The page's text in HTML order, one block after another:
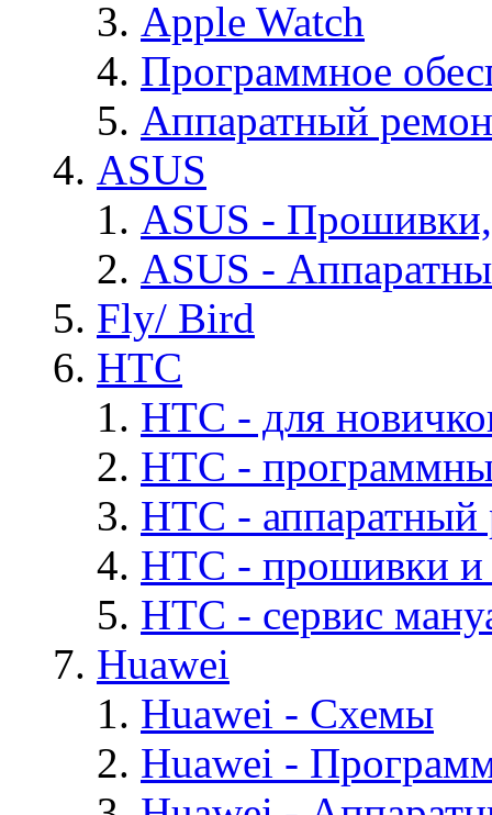
Apple Watch
Программное
Аппаратный
ASUS
ASUS -
ASUS -
Fly/ Bird
HTC
HTC - для
HTC -
HTC - аппаратный
HTC - прошивки
HTC - cервис
Huawei
Huawei - Cхемы
Huawei -